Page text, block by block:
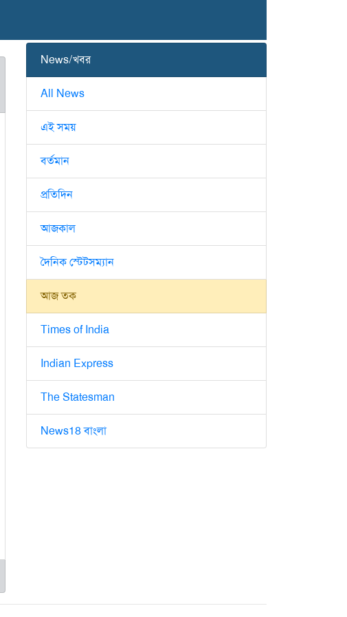
News/খবর
All News
এই সময়
বর্তমান
প্রতিদিন
আজকাল
দৈনিক স্টেটসম্যান
আজ তক
Times of India
Indian Express
The Statesman
News18 বাংলা